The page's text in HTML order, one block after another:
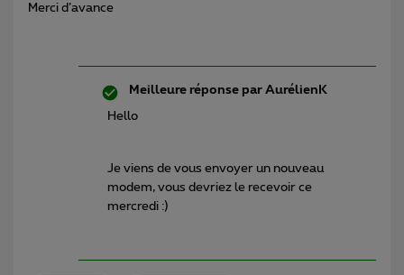
Merci d’avance
Meilleure réponse par AurélienK
Hello
Je viens de vous envoyer un nouveau
modem, vous devriez le recevoir ce
mercredi :)